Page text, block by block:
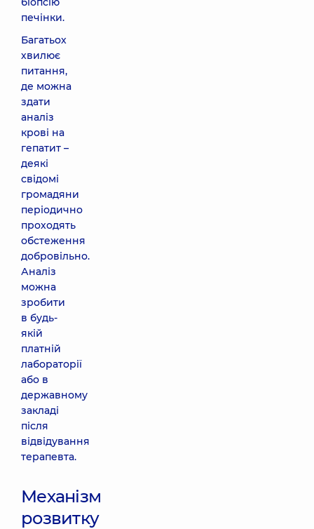
печінки.
Багатьох
хвилює
питання,
де можна
здати
аналіз
крові на
гепатит –
деякі
свідомі
громадяни
періодично
проходять
обстеження
добровільно.
Аналіз
можна
зробити
в будь-
якій
платній
лабораторії
або в
державному
закладі
після
відвідування
терапевта.
Механізм
розвитку